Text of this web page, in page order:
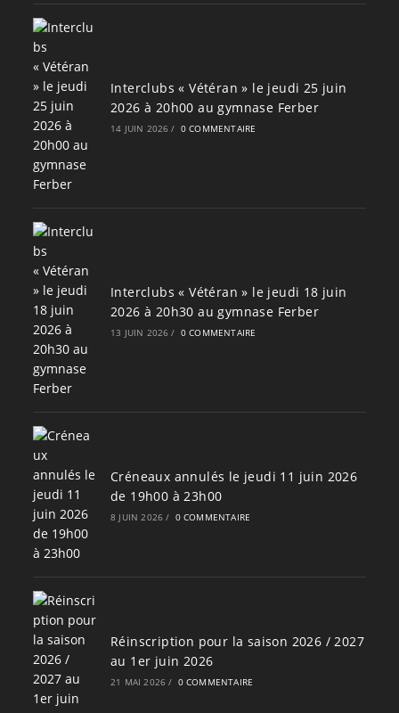
Interclubs « Vétéran » le jeudi 25 juin
2026 à 20h00 au gymnase Ferber
14 JUIN 2026 / 0 COMMENTAIRE
Interclubs « Vétéran » le jeudi 18 juin
2026 à 20h30 au gymnase Ferber
13 JUIN 2026 / 0 COMMENTAIRE
Créneaux annulés le jeudi 11 juin 2026
de 19h00 à 23h00
8 JUIN 2026 / 0 COMMENTAIRE
Réinscription pour la saison 2026 / 2027
au 1er juin 2026
21 MAI 2026 / 0 COMMENTAIRE